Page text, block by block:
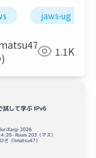
jaws-ug
ま 1.1K